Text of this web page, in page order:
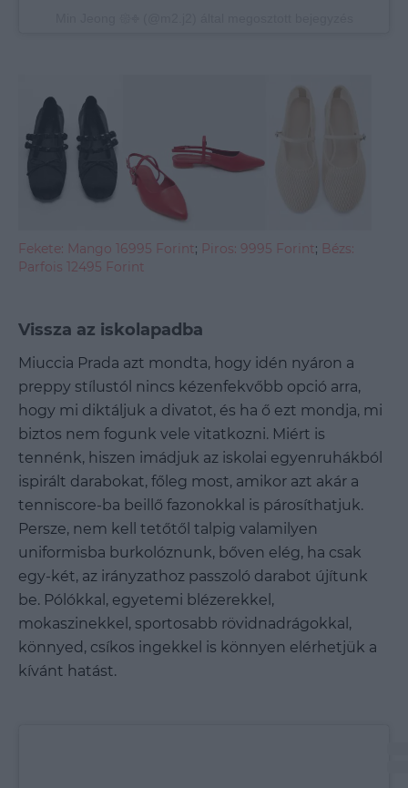
Fekete: Mango 16995 Forint; Piros: 9995 Forint; Bézs:
Parfois 12495 Forint
Vissza az iskolapadba
Miuccia Prada azt mondta, hogy idén nyáron a
preppy stílustól nincs kézenfekvőbb opció arra,
hogy mi diktáljuk a divatot, és ha ő ezt mondja, mi
biztos nem fogunk vele vitatkozni. Miért is
tennénk, hiszen imádjuk az iskolai egyenruhákból
ispirált darabokat, főleg most, amikor azt akár a
tenniscore-ba beillő fazonokkal is párosíthatjuk.
Persze, nem kell tetőtől talpig valamilyen
uniformisba burkolóznunk, bőven elég, ha csak
egy-két, az irányzathoz passzoló darabot újítunk
be. Pólókkal, egyetemi blézerekkel,
mokaszinekkel, sportosabb rövidnadrágokkal,
könnyed, csíkos ingekkel is könnyen elérhetjük a
kívánt hatást.